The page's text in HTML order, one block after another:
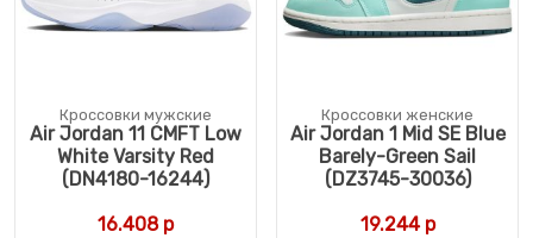
Кроссовки мужские
Air Jordan 11 CMFT Low
White Varsity Red
(DN4180-16244)
16.408р
Кроссовки женские
Air Jordan 1 Mid SE Blue
Barely-Green Sail
(DZ3745-30036)
19.244р